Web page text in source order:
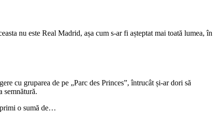
nu este Real Madrid, așa cum s-ar fi așteptat mai toată lumea, în
cu gruparea de pe „Parc des Princes”, întrucât și-ar dori să
semnătură.
primi o sumă de…